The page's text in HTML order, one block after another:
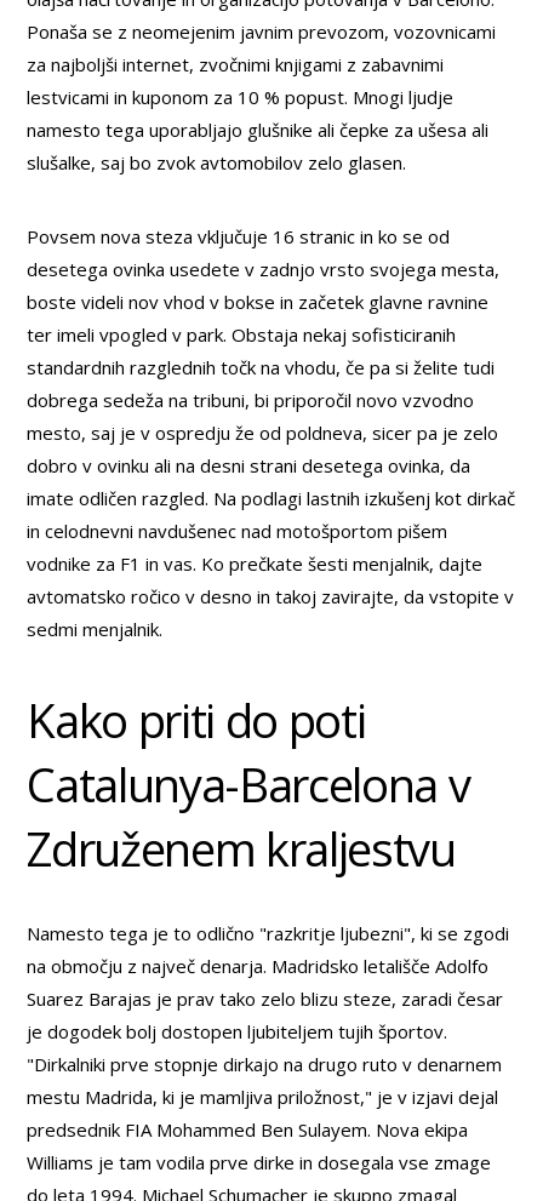
Ponaša se z neomejenim javnim prevozom, vozovnicami
za najboljši internet, zvočnimi knjigami z zabavnimi
lestvicami in kuponom za 10 % popust. Mnogi ljudje
namesto tega uporabljajo glušnike ali čepke za ušesa ali
slušalke, saj bo zvok avtomobilov zelo glasen.
Povsem nova steza vključuje 16 stranic in ko se od
desetega ovinka usedete v zadnjo vrsto svojega mesta,
boste videli nov vhod v bokse in začetek glavne ravnine
ter imeli vpogled v park. Obstaja nekaj sofisticiranih
standardnih razglednih točk na vhodu, če pa si želite tudi
dobrega sedeža na tribuni, bi priporočil novo vzvodno
mesto, saj je v ospredju že od poldneva, sicer pa je zelo
dobro v ovinku ali na desni strani desetega ovinka, da
imate odličen razgled. Na podlagi lastnih izkušenj kot dirkač
in celodnevni navdušenec nad motošportom pišem
vodnike za F1 in vas. Ko prečkate šesti menjalnik, dajte
avtomatsko ročico v desno in takoj zavirajte, da vstopite v
sedmi menjalnik.
Kako priti do poti
Catalunya-Barcelona v
Združenem kraljestvu
Namesto tega je to odlično "razkritje ljubezni", ki se zgodi
na območju z največ denarja. Madridsko letališče Adolfo
Suarez Barajas je prav tako zelo blizu steze, zaradi česar
je dogodek bolj dostopen ljubiteljem tujih športov.
"Dirkalniki prve stopnje dirkajo na drugo ruto v denarnem
mestu Madrida, ki je mamljiva priložnost," je v izjavi dejal
predsednik FIA Mohammed Ben Sulayem. Nova ekipa
Williams je tam vodila prve dirke in dosegala vse zmage
do leta 1994. Michael Schumacher je skupno zmagal